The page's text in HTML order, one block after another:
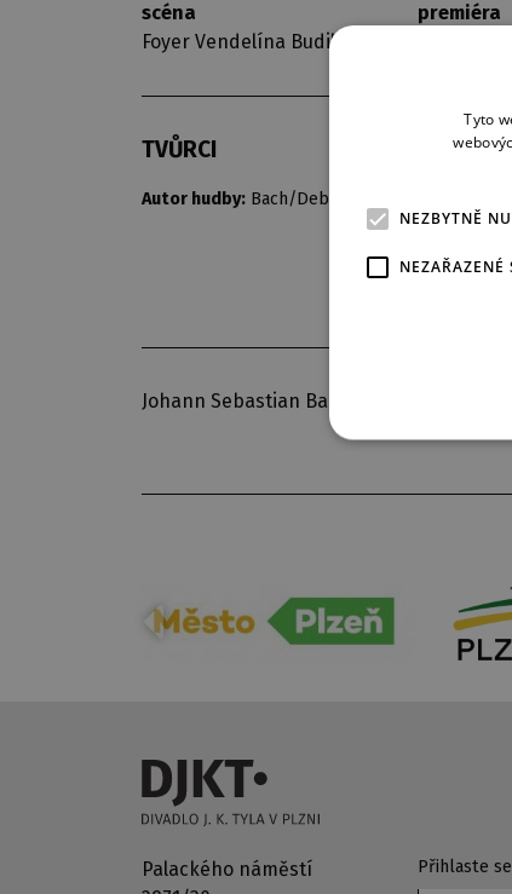
scéna
Foyer Vendelína Budila
premiéra
TVŮRCI
Autor hudby: Bach/Debussy
Johann Sebastian Bach, Claude
Palackého náměstí
Přihlaste
Tyto
NEZBYTNĚ
NEZAŘAZENÉ